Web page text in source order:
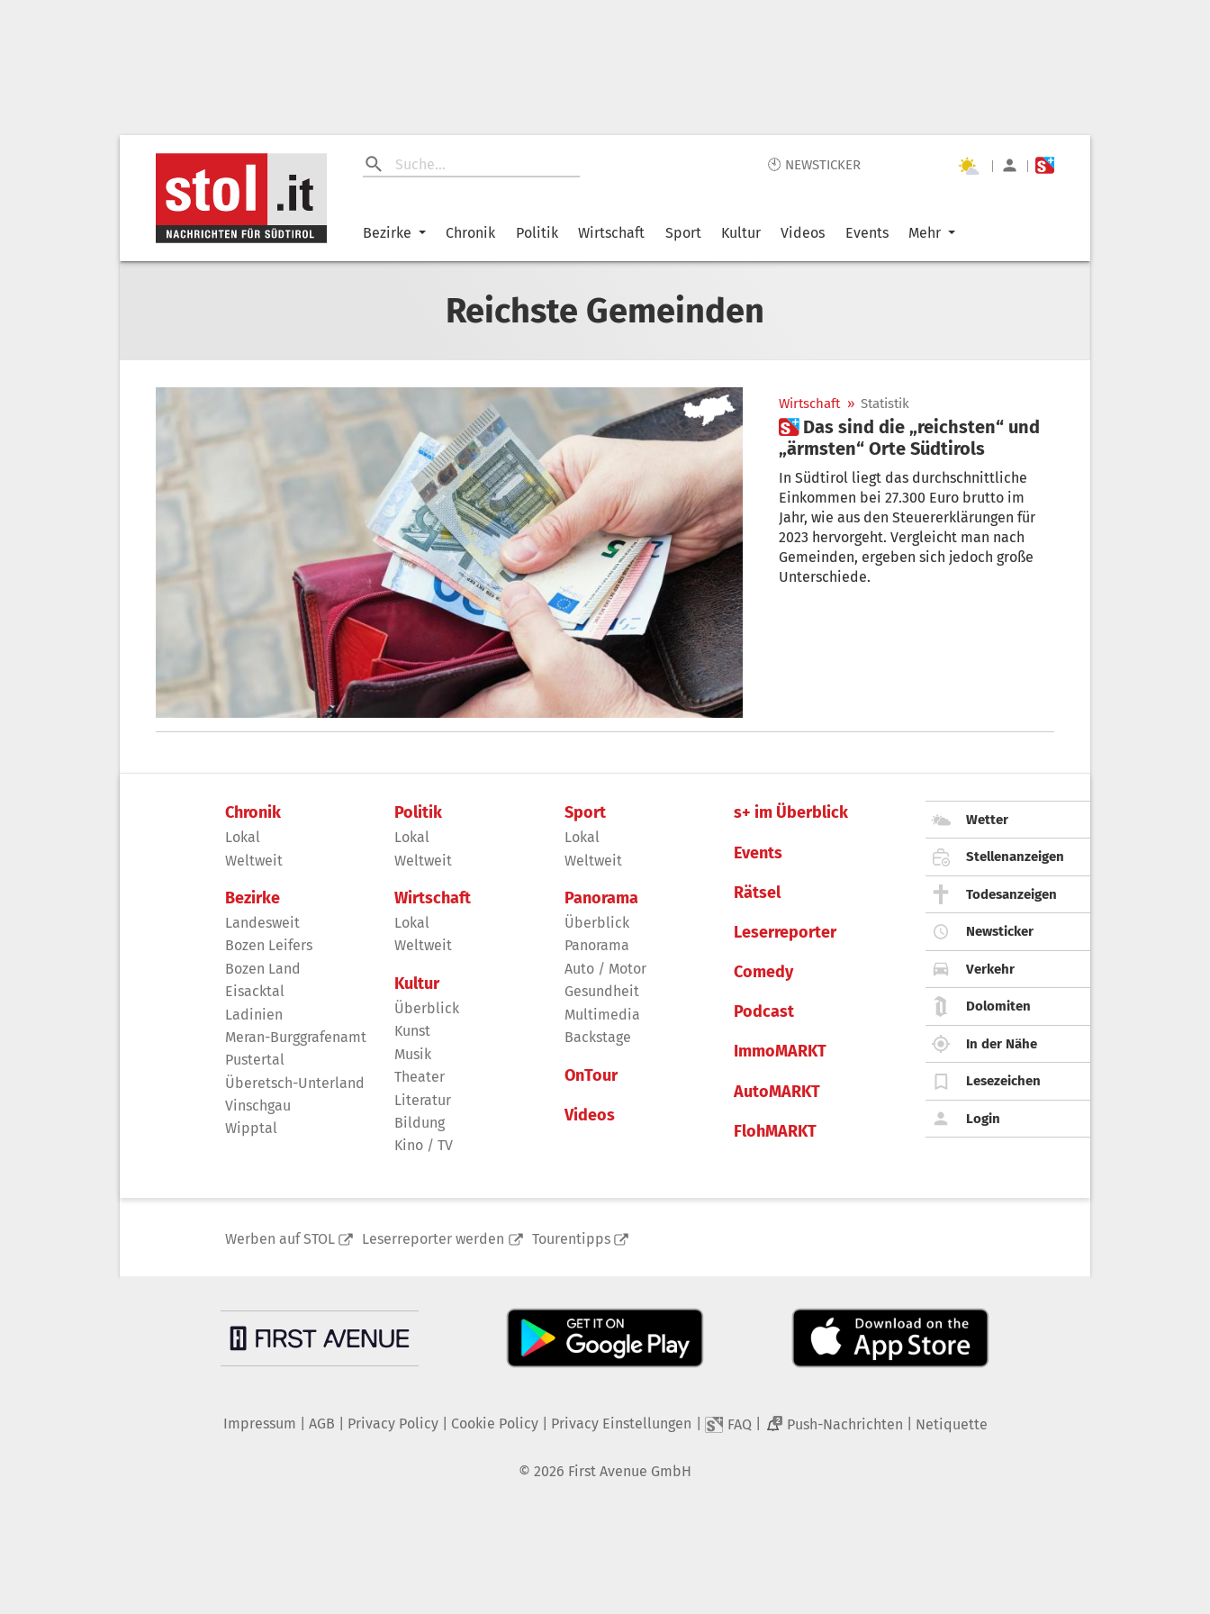
🕙 NEWSTICKER | |
Bezirke Chronik Politik Wirtschaft Sport Kultur Videos Events Mehr
Reichste Gemeinden
Wirtschaft » Statistik
 Das sind die „reichsten“ und
„ärmsten“ Orte Südtirols
In Südtirol liegt das durchschnittliche
Einkommen bei 27.300 Euro brutto im
Jahr, wie aus den Steuererklärungen für
2023 hervorgeht. Vergleicht man nach
Gemeinden, ergeben sich jedoch große
Unterschiede.
Chronik
Lokal
Weltweit
Bezirke
Landesweit
Bozen Leifers
Bozen Land
Eisacktal
Ladinien
Meran-Burggrafenamt
Pustertal
Überetsch-Unterland
Vinschgau
Wipptal
Politik
Lokal
Weltweit
Wirtschaft
Lokal
Weltweit
Kultur
Überblick
Kunst
Musik
Theater
Literatur
Bildung
Kino / TV
Sport
Lokal
Weltweit
Panorama
Überblick
Panorama
Auto / Motor
Gesundheit
Multimedia
Backstage
OnTour
Videos
s+ im Überblick
Events
Rätsel
Leserreporter
Comedy
Podcast
ImmoMARKT
AutoMARKT
FlohMARKT
Wetter
Stellenanzeigen
Todesanzeigen
Newsticker
Verkehr
Dolomiten
In der Nähe
Lesezeichen
Login
Werben auf STOL Leserreporter werden Tourentipps
Impressum AGB Privacy Policy| Cookie Policy| Privacy Einstellungen FAQ 2 Push-Nachrichten Netiquette
© 2026 First Avenue GmbH